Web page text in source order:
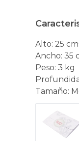
Alto: 25
Ancho: 35
Peso: 3 kg
Tamaño: